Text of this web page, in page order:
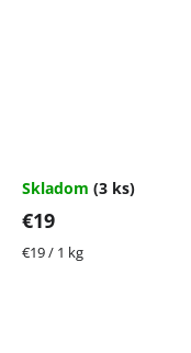
Skladom (3 ks)
€19
Jednotková
€19 / 1 kg